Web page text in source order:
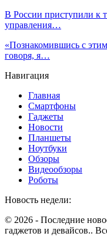
В России приступили к
управления…
«Познакомившись с
говоря, я…
Навигация
Главная
Смартфоны
Гаджеты
Новости
Планшеты
Ноутбуки
Обзоры
Видеообзоры
Роботы
Новость недели:
© 2026 - Последние
гаджетов и девайсов..